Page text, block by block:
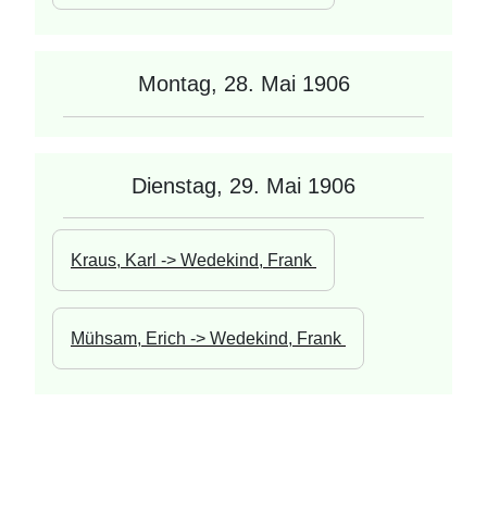
Montag, 28. Mai 1906
Dienstag, 29. Mai 1906
Kraus, Karl -> Wedekind, Frank
Mühsam, Erich -> Wedekind, Frank